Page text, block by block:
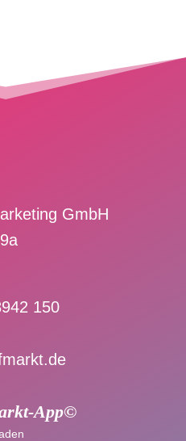
GmbH
150
App©